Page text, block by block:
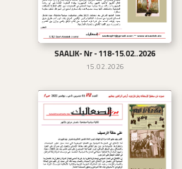
تحميل
SAALIK- Nr - 118-15.02..2026
15.02.2026